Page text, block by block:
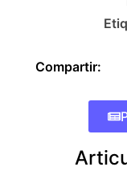
Compartir: